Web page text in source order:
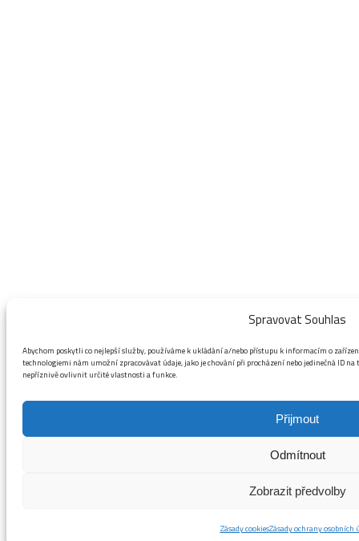
Spravovat Souhlas
Abychom poskytli co nejlepší služby, používáme k ukládání a/nebo přístupu k informacím o
technologiemi nám umožní zpracovávat údaje, jako je chování při procházení nebo jedinečná ID
nepříznivě ovlivnit určité vlastnosti a funkce.
Přijmout
Odmítnout
Zobrazit předvolby
Zásady cookiesZásady ochrany osobních